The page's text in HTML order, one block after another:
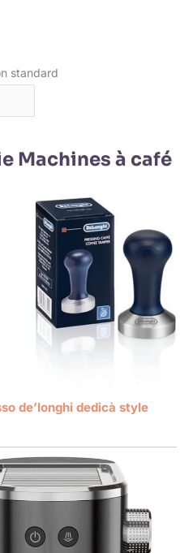
Machines à café
de’longhi dedicà style